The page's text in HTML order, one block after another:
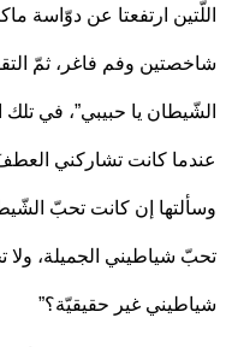
ارتفعتا عن دوّاسة ماكنةِ
وفم فاغر، ثمّ
يا حبيبي”، في تلك
كانت تشاركني العطفَ
إن كانت تحبّ الشّيطان؟
شياطيني الجميلة، ولا تحبّ
غير حقيقيّة؟”